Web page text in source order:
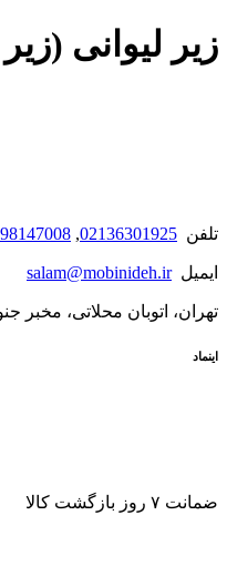
زیر لیوانی
تلفن 02136301925
,
ایمیلsalam@mobinideh.ir
تهران، اتوبان محلاتی، مخبر
اینماد
ضمانت ۷ روز بازگشت کالا